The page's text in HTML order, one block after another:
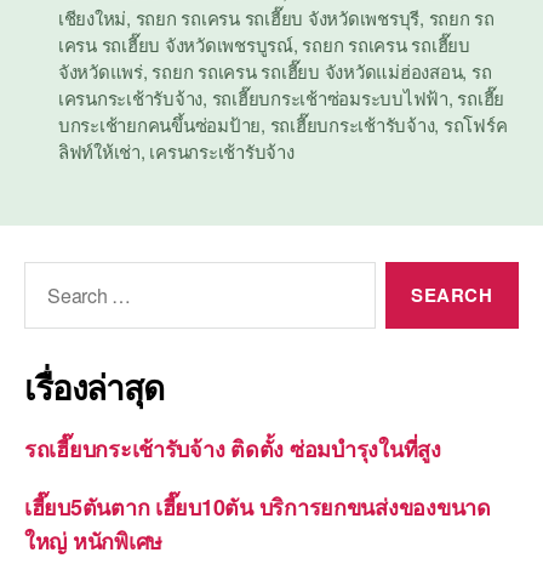
เชียงใหม่, รถยก รถเครน รถเฮี๊ยบ จังหวัดเพชรบุรี, รถยก รถ
เครน รถเฮี๊ยบ จังหวัดเพชรบูรณ์, รถยก รถเครน รถเฮี๊ยบ
จังหวัดแพร่, รถยก รถเครน รถเฮี๊ยบ จังหวัดแม่ฮ่องสอน, รถ
เครนกระเช้ารับจ้าง, รถเฮี๊ยบกระเช้าซ่อมระบบไฟฟ้า, รถเฮี๊ย
บกระเช้ายกคนขึ้นซ่อมป้าย, รถเฮี๊ยบกระเช้ารับจ้าง, รถโฟร์ค
ลิฟท์ให้เช่า, เครนกระเช้ารับจ้าง
เรื่องล่าสุด
รถเฮี๊ยบกระเช้ารับจ้าง ติดตั้ง ซ่อมบำรุงในที่สูง
เฮี๊ยบ5ตันตาก เฮี๊ยบ10ตัน บริการยกขนส่งของขนาด
ใหญ่ หนักพิเศษ